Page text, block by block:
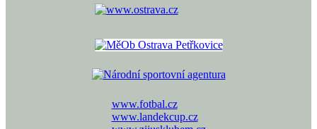
www.fotbal.cz
www.landekcup.cz